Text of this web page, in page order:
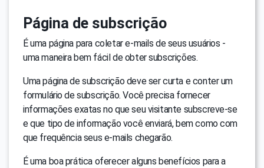
Página de subscrição
É uma página para coletar e-mails de seus usuários -
uma maneira bem fácil de obter subscrições.
Uma página de subscrição deve ser curta e conter um
formulário de subscrição. Você precisa fornecer
informações exatas no que seu visitante subscreve-se
e que tipo de informação você enviará, bem como com
que frequência seus e-mails chegarão.
É uma boa prática oferecer alguns benefícios para a